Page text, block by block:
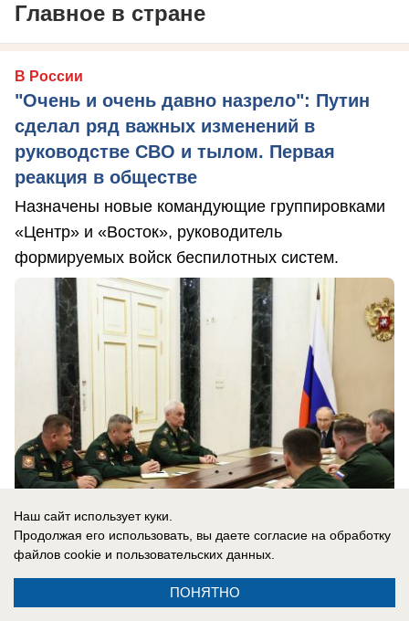
Главное в стране
В России
"Очень и очень давно назрело": Путин
сделал ряд важных изменений в
руководстве СВО и тылом. Первая
реакция в обществе
Назначены новые командующие группировками
«Центр» и «Восток», руководитель
формируемых войск беспилотных систем.
05.08.2026 0
Наш сайт использует куки.
Продолжая его использовать, вы даете согласие на обработку
файлов cookie и пользовательских данных.
ПОНЯТНО